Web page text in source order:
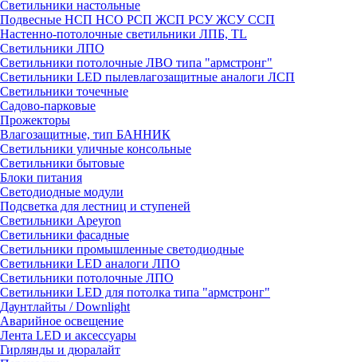
Светильники настольные
Подвесные НСП НСО РСП ЖСП РСУ ЖСУ ССП
Настенно-потолочные светильники ЛПБ, TL
Светильники ЛПО
Светильники потолочные ЛВО типа "армстронг"
Светильники LED пылевлагозащитные аналоги ЛСП
Светильники точечные
Садово-парковые
Прожекторы
Влагозащитные, тип БАННИК
Светильники уличные консольные
Светильники бытовые
Блоки питания
Светодиодные модули
Подсветка для лестниц и ступеней
Светильники Apeyron
Светильники фасадные
Светильники промышленные светодиодные
Светильники LED аналоги ЛПО
Светильники потолочные ЛПО
Светильники LED для потолка типа "армстронг"
Даунтлайты / Downlight
Аварийное освещение
Лента LED и аксессуары
Гирлянды и дюралайт